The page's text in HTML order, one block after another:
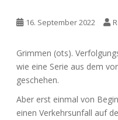
16. September 2022
Grimmen (ots).
wie eine Serie aus dem
geschehen.
Aber erst einmal von
einen Verkehrsunfall auf